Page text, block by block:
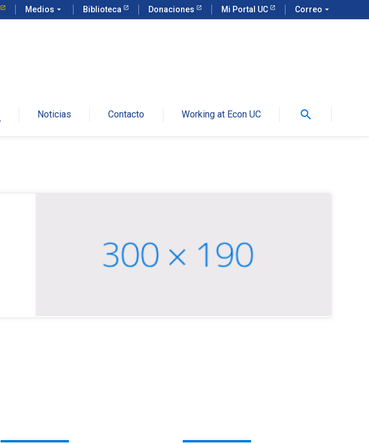
Medios arrow_drop_down Biblioteca Donaciones Mi Portal UC Correo arrow_drop_down
Noticias Contacto Working at Econ UC search